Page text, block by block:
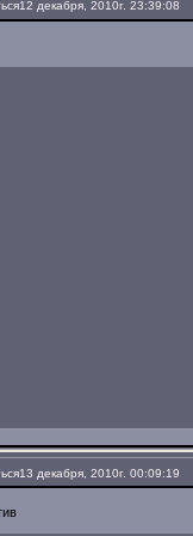
12 декабря, 2010г. 23:39:08
13 декабря, 2010г. 00:09:19